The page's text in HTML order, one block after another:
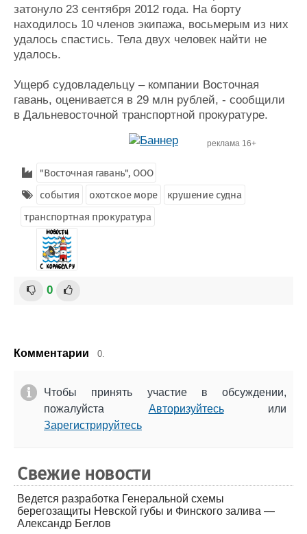
Словарь
Отзывы
Все службы
затонуло 23 сентября 2012 года. На борту
находилось 10 членов экипажа, восьмерым из них
удалось спастись. Тела двух человек найти не
удалось.
Ущерб судовладельцу – компании Восточная
гавань, оценивается в 29 млн рублей, - сообщили
в Дальневосточной транспортной прокуратуре.
реклама 16+
"Восточная гавань", ООО
события
охотское море
крушение судна
транспортная прокуратура
0
Комментарии 0.
Чтобы принять участие в обсуждении,
пожалуйста Авторизуйтесьили
Зарегистрируйтесь
Свежие новости
Ведется разработка Генеральной схемы
берегозащиты Невской губы и Финского залива —
Александр Беглов